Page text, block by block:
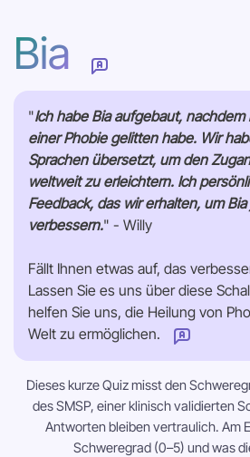
Bia
"Ich habe Bia aufgebaut, nachdem
einer Phobie gelitten habe. Wir
Sprachen übersetzt, um den
weltweit zu erleichtern. Ich
Feedback, das wir erhalten, um
verbessern." - Willy
Fällt Ihnen etwas auf, das
Lassen Sie es uns über diese
helfen Sie uns, die Heilung von
Welt zu ermöglichen.
Wie können wir diese Seite
Dieses kurze Quiz misst den
des SMSP, einer klinisch validierten
Antworten bleiben vertraulich. Am
Schweregrad (0–5) und was